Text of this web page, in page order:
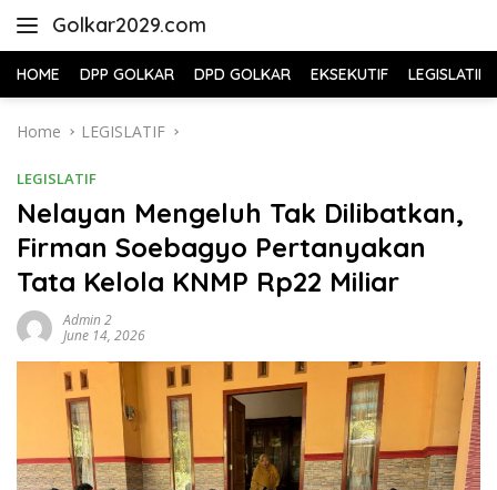
Golkar2029.com
HOME DPP GOLKAR DPD GOLKAR EKSEKUTIF LEGISLATIF
Home LEGISLATIF
LEGISLATIF
Nelayan Mengeluh Tak Dilibatkan,
Firman Soebagyo Pertanyakan
Tata Kelola KNMP Rp22 Miliar
Admin 2
June 14, 2026